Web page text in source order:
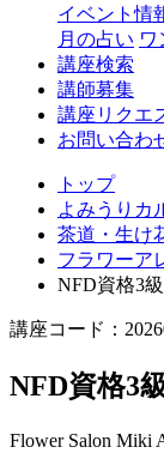
イベント情
月の占い ワ
講座検索
講師募集
講座リクエ
お問い合わ
トップ
よみうりカ
茶道・生け
フラワーア
NFD資格3
講座コード：
NFD資格3
Flower Salon Miki